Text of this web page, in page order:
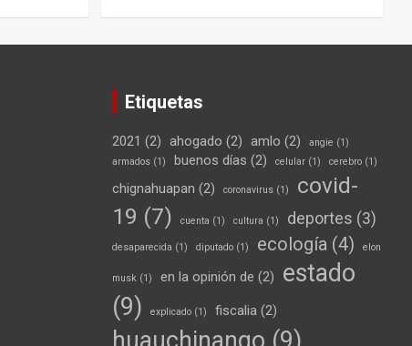
Etiquetas
2021 (2) ahogado (2) amlo (2) angie (1)
armados(1) buenos días (2) celular(1) cerebro(1)
chignahuapan (2) coronavirus(1)
covid-
19 (7) cuenta (1) cultura (1) deportes (3)
desaparecida (1) diputado(1) ecología(4) elon
musk(1) en la opinión de (2)
estado
(9)
explicado(1) fiscalia(2)